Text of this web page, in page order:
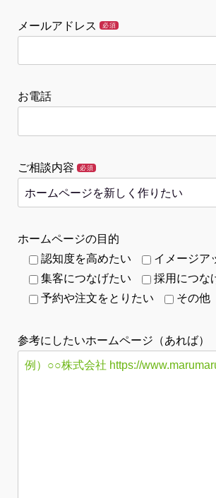
メールアドレス 必須
お電話
ご相談内容 必須
ホームページの目的
認知度を高めたい
イメージア
集客につなげたい
採用につな
予約や注文をとりたい
その他
参考にしたいホームページ（あれば）